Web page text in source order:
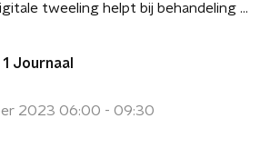
Digitale tweeling helpt bij behandeling herseninfarct
1 Journaal
2023 06:00 - 09:30